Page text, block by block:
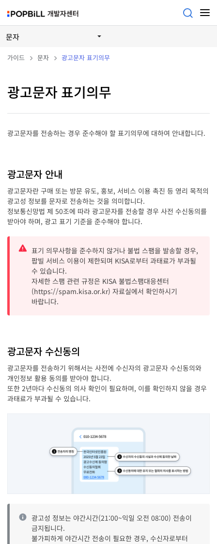
문자
가이드 문자 광고문자 표기의무
광고문자 표기의무
광고문자를 전송하는 경우 준수해야 할 표기의무에 대하여 안내합니다.
광고문자 안내
광고문자란 구매 또는 방문 유도, 홍보, 서비스 이용 촉진 등 영리 목적의
광고성 정보를 문자로 전송하는 것을 의미합니다.
정보통신망법 제 50조에 따라 광고문자를 전송할 경우 사전 수신동의를
받아야 하며, 광고 표기 기준을 준수해야 합니다.
표기 의무사항을 준수하지 않거나 불법 스팸을 발송할 경우,
팝빌 서비스 이용이 제한되며 KISA로부터 과태료가 부과될
수 있습니다.
자세한 스팸 관련 규정은 KISA 불법스팸대응센터
(https://spam.kisa.or.kr) 자료실에서 확인하시기
바랍니다.
광고문자 수신동의
광고문자를 전송하기 위해서는 사전에 수신자의 광고문자 수신동의와
개인정보 활용 동의를 받아야 합니다.
또한 2년마다 수신동의 의사 확인이 필요하며, 이를 확인하지 않을 경우
과태료가 부과될 수 있습니다.
광고성 정보는 야간시간(21:00~익일 오전 08:00) 전송이
금지됩니다.
불가피하게 야간시간 전송이 필요한 경우, 수신자로부터